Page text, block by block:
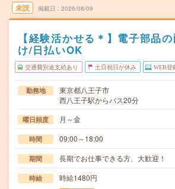
未読 掲載日 2026/08/09
【経験活かせる＊】電子部品
け/日払いOK
交通費別途支給あり 土日祝日が休み WEB登
勤務地
東京都八王子市
西八王子駅からバス20分
曜日頻度 月～金
時間 09:00～18:00
期間 長期でお仕事できる方、大歓迎！
時給 時給1480円